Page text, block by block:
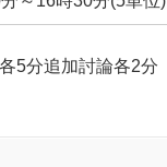
5分追加討論各2分